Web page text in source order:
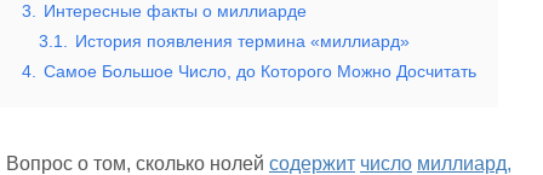
3.
Интересные факты о миллиарде
3.1.
История появления термина «миллиард»
4.
Самое Большое Число, до Которого Можно Досчитать
Вопрос о том, сколько нолей содержит число миллиард,